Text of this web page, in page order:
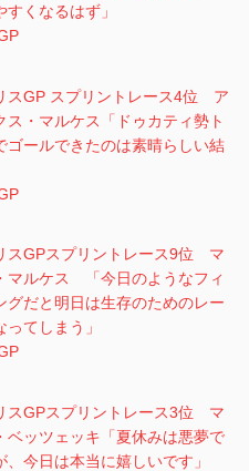
すくなるはず」
スGP スプリントレース4位 ア
ス・マルケス「ドゥカティ勢ト
ゴールできたのは素晴らしい結
スGPスプリントレース9位 マ
マルケス 「今日のようなフィ
グだと明日は生存のためのレー
ってしまう」
スGPスプリントレース3位 マ
ベッツェッキ「夏休みは悪夢で
、今日は本当に嬉しいです」